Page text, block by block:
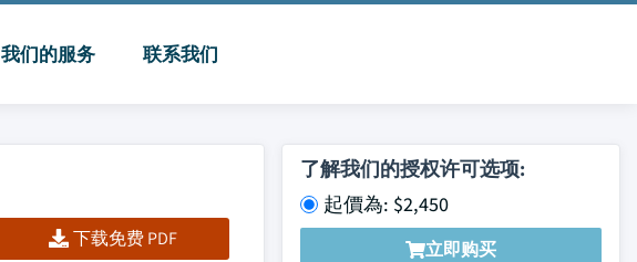
我们的服务 联系我们
下载免费 PDF
了解我们的授权许可选项:
起價為: $2,450
立即购买